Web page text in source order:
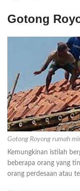
Gotong
Gotong Royong rumah
Kemungkinan istilah
beberapa orang yang
orang perdesaan atau